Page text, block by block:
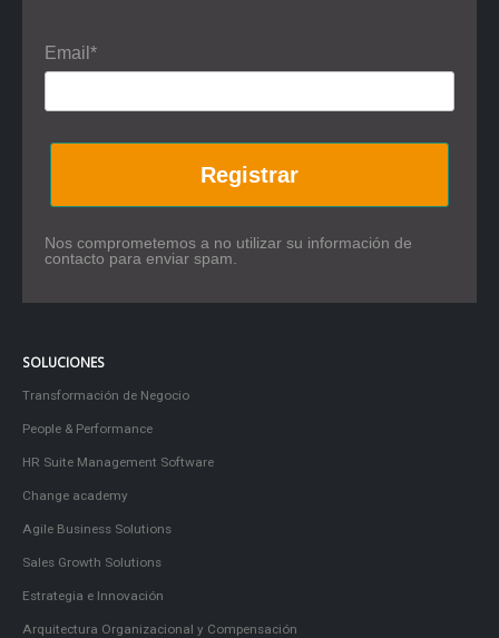
Email*
Registrar
Nos comprometemos a no utilizar su información de
contacto para enviar spam.
SOLUCIONES
Transformación de Negocio
People & Performance
HR Suite Management Software
Change academy
Agile Business Solutions
Sales Growth Solutions
Estrategia e Innovación
Arquitectura Organizacional y Compensación